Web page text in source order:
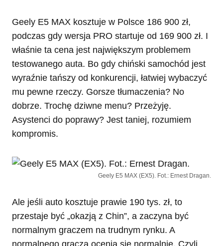
Geely E5 MAX kosztuje w Polsce 186 900 zł,
podczas gdy wersja PRO startuje od 169 900 zł. I
właśnie ta cena jest największym problemem
testowanego auta. Bo gdy chiński samochód jest
wyraźnie tańszy od konkurencji, łatwiej wybaczyć
mu pewne rzeczy. Gorsze tłumaczenia? No
dobrze. Trochę dziwne menu? Przeżyję.
Asystenci do poprawy? Jest taniej, rozumiem
kompromis.
Geely E5 MAX (EX5). Fot.: Ernest Dragan.
Ale jeśli auto kosztuje prawie 190 tys. zł, to
przestaje być „okazją z Chin”, a zaczyna być
normalnym graczem na trudnym rynku. A